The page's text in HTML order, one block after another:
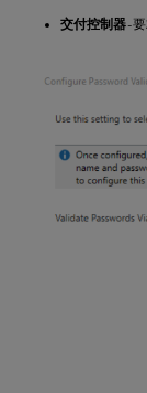
交付控制器-